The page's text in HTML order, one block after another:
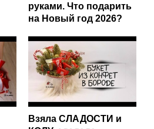
руками. Что подарить
на Новый год 2026?
Взяла СЛАДОСТИ и